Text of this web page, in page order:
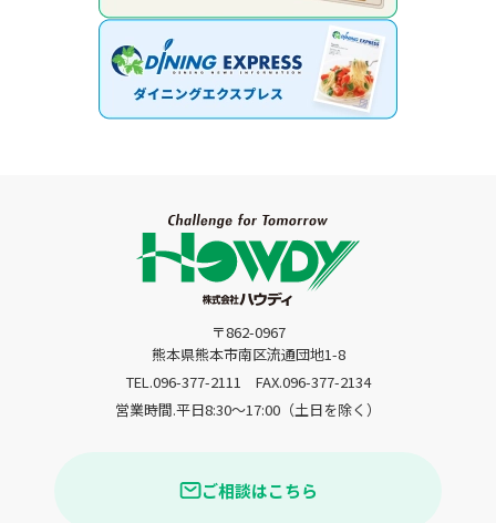
〒862-0967
熊本県熊本市南区流通団地1-8
TEL.096-377-2111
FAX.096-377-2134
営業時間.平日8:30〜17:00（土日を除く）
ご相談はこちら